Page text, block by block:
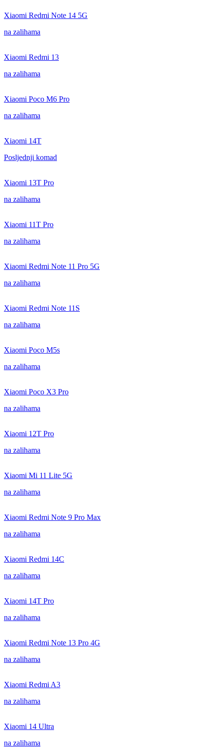
Xiaomi Redmi Note 14 5G
na zalihama
Xiaomi Redmi 13
na zalihama
Xiaomi Poco M6 Pro
na zalihama
Xiaomi 14T
Posljednji komad
Xiaomi 13T Pro
na zalihama
Xiaomi 11T Pro
na zalihama
Xiaomi Redmi Note 11 Pro 5G
na zalihama
Xiaomi Redmi Note 11S
na zalihama
Xiaomi Poco M5s
na zalihama
Xiaomi Poco X3 Pro
na zalihama
Xiaomi 12T Pro
na zalihama
Xiaomi Mi 11 Lite 5G
na zalihama
Xiaomi Redmi Note 9 Pro Max
na zalihama
Xiaomi Redmi 14C
na zalihama
Xiaomi 14T Pro
na zalihama
Xiaomi Redmi Note 13 Pro 4G
na zalihama
Xiaomi Redmi A3
na zalihama
Xiaomi 14 Ultra
na zalihama